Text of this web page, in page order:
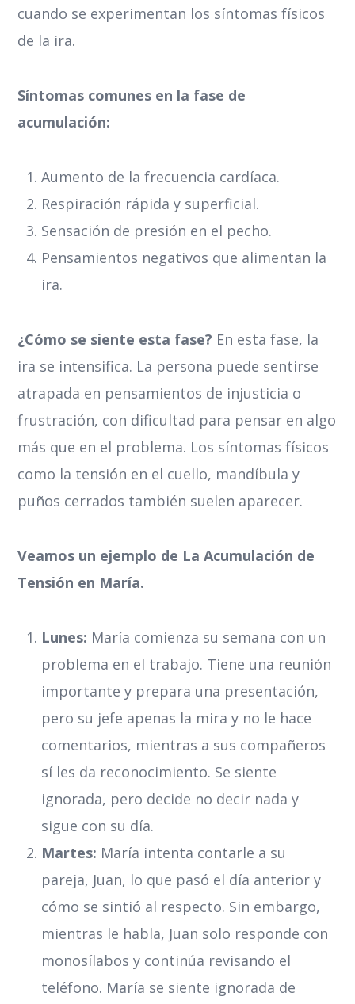
cuando se experimentan los síntomas físicos
de la ira.
Síntomas comunes en la fase de
acumulación:
Aumento de la frecuencia cardíaca.
Respiración rápida y superficial.
Sensación de presión en el pecho.
Pensamientos negativos que alimentan la
ira.
¿Cómo se siente esta fase? En esta fase, la
ira se intensifica. La persona puede sentirse
atrapada en pensamientos de injusticia o
frustración, con dificultad para pensar en algo
más que en el problema. Los síntomas físicos
como la tensión en el cuello, mandíbula y
puños cerrados también suelen aparecer.
Veamos un ejemplo de La Acumulación de
Tensión en María.
Lunes: María comienza su semana con un
problema en el trabajo. Tiene una reunión
importante y prepara una presentación,
pero su jefe apenas la mira y no le hace
comentarios, mientras a sus compañeros
sí les da reconocimiento. Se siente
ignorada, pero decide no decir nada y
sigue con su día.
Martes: María intenta contarle a su
pareja, Juan, lo que pasó el día anterior y
cómo se sintió al respecto. Sin embargo,
mientras le habla, Juan solo responde con
monosílabos y continúa revisando el
teléfono. María se siente ignorada de